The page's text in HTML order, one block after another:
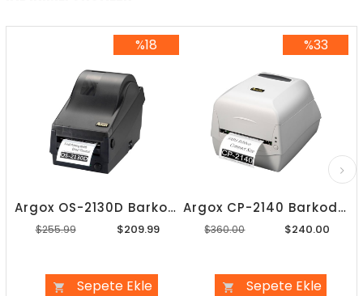
Argox OS-2130D Barkod Yazıcı
$209.99
$255.99
Sepete Ekle
%18
Argox CP-2140 Barkod Yazıcı
$240.00
$360.00
Sepete Ekle
%33